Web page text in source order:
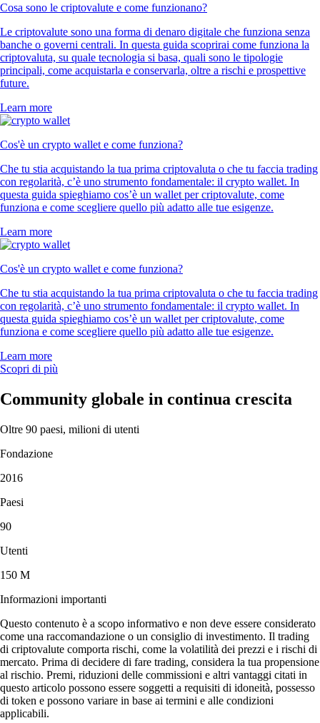
Cosa sono le criptovalute e come funzionano?
Le criptovalute sono una forma di denaro digitale che funziona senza
banche o governi centrali. In questa guida scoprirai come funziona la
criptovaluta, su quale tecnologia si basa, quali sono le tipologie
principali, come acquistarla e conservarla, oltre a rischi e prospettive
future.
Learn more
Cos'è un crypto wallet e come funziona?
Che tu stia acquistando la tua prima criptovaluta o che tu faccia trading
con regolarità, c’è uno strumento fondamentale: il crypto wallet. In
questa guida spieghiamo cos’è un wallet per criptovalute, come
funziona e come scegliere quello più adatto alle tue esigenze.
Learn more
Cos'è un crypto wallet e come funziona?
Che tu stia acquistando la tua prima criptovaluta o che tu faccia trading
con regolarità, c’è uno strumento fondamentale: il crypto wallet. In
questa guida spieghiamo cos’è un wallet per criptovalute, come
funziona e come scegliere quello più adatto alle tue esigenze.
Learn more
Scopri di più
Community globale in continua crescita
Oltre 90 paesi, milioni di utenti
Fondazione
2016
Paesi
90
Utenti
150 M
Informazioni importanti
Questo contenuto è a scopo informativo e non deve essere considerato
come una raccomandazione o un consiglio di investimento. Il trading
di criptovalute comporta rischi, come la volatilità dei prezzi e i rischi di
mercato. Prima di decidere di fare trading, considera la tua propensione
al rischio. Premi, riduzioni delle commissioni e altri vantaggi citati in
questo articolo possono essere soggetti a requisiti di idoneità, possesso
di token e possono variare in base ai termini e alle condizioni
applicabili.